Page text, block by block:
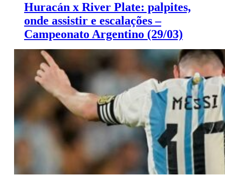
Huracán x River Plate: palpites,
onde assistir e escalações –
Campeonato Argentino (29/03)
Huracán x River Plate palpites do Campeonato
Argentino (29/03)